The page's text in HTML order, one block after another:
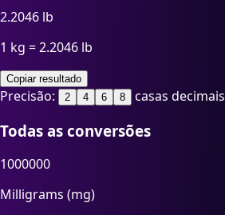
2.2046 lb
1 kg = 2.2046 lb
Copiar resultado
Precisão: 2 4 6 8 casas decimais
Todas as conversões
1000000
Milligrams (mg)